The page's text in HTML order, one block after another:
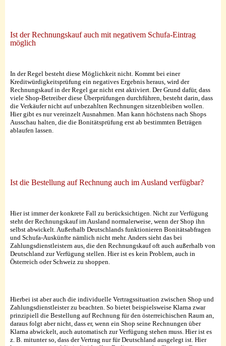
Ist der Rechnungskauf auch mit negativem Schufa-Eintrag
möglich
In der Regel besteht diese Möglichkeit nicht. Kommt bei einer
Kreditwürdigkeitsprüfung ein negatives Ergebnis heraus, wird der
Rechnungskauf in der Regel gar nicht erst aktiviert. Der Grund dafür, dass
viele Shop-Betreiber diese Überprüfungen durchführen, besteht darin, dass
die Verkäufer nicht auf unbezahlten Rechnungen sitzenbleiben wollen.
Hier gibt es nur vereinzelt Ausnahmen. Man kann höchstens nach Shops
Ausschau halten, die die Bonitätsprüfung erst ab bestimmten Beträgen
ablaufen lassen.
Ist die Bestellung auf Rechnung auch im Ausland verfügbar?
Hier ist immer der konkrete Fall zu berücksichtigen. Nicht zur Verfügung
steht der Rechnungskauf im Ausland normalerweise, wenn der Shop ihn
selbst abwickelt. Außerhalb Deutschlands funktionieren Bonitätsabfragen
und Schufa-Auskünfte nämlich nicht mehr. Anders sieht das bei
Zahlungsdienstleistern aus, die den Rechnungskauf oft auch außerhalb von
Deutschland zur Verfügung stellen. Hier ist es kein Problem, auch in
Österreich oder Schweiz zu shoppen.
Hierbei ist aber auch die individuelle Vertragssituation zwischen Shop und
Zahlungsdienstleister zu beachten. So bietet beispielsweise Klarna zwar
prinzipiell die Bestellung auf Rechnung für den österreichischen Raum an,
daraus folgt aber nicht, dass er, wenn ein Shop seine Rechnungen über
Klarna abwickelt, auch automatisch zur Verfügung stehen muss. Hier ist es
z. B. mitunter so, dass der Vertrag nur für Deutschland ausgelegt ist. Hier